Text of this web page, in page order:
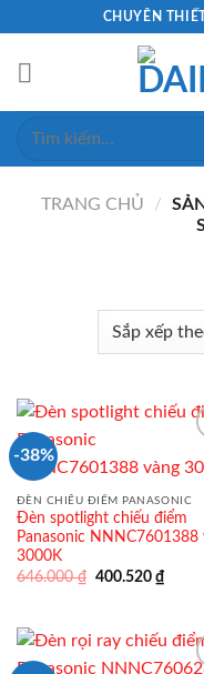
content
CHUYÊN
Tìm
TRANG CHỦ /
-38%
ĐÈN CHIẾU ĐIỂM PANASONIC
Đèn spotlight chiếu điểm
Panasonic NNNC7601388
3000K
646.000₫ Giá
400.520 ₫Giá
hiện